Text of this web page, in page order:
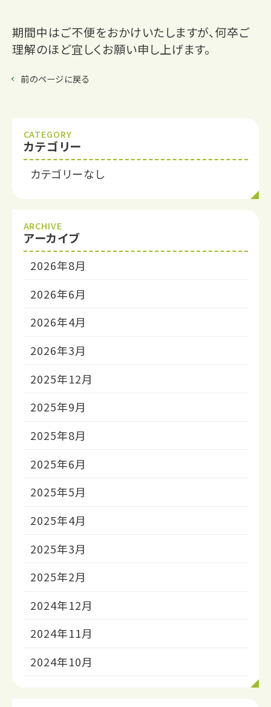
期間中はご不便をおかけいたしますが、何卒ご
理解のほど宜しくお願い申し上げます。
前のページに戻る
CATEGORY
カテゴリー
カテゴリーなし
ARCHIVE
アーカイブ
2026年8月
2026年6月
2026年4月
2026年3月
2025年12月
2025年9月
2025年8月
2025年6月
2025年5月
2025年4月
2025年3月
2025年2月
2024年12月
2024年11月
2024年10月